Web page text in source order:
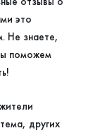
это
Не знаете,
поможем
других